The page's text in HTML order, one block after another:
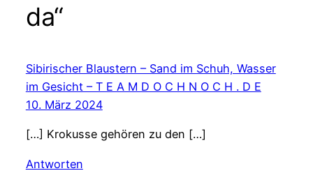
da“
Sibirischer Blaustern – Sand im Schuh, Wasser
im Gesicht – T E A M D O C H N O C H . D E
10. März 2024
[…] Krokusse gehören zu den […]
Antworten